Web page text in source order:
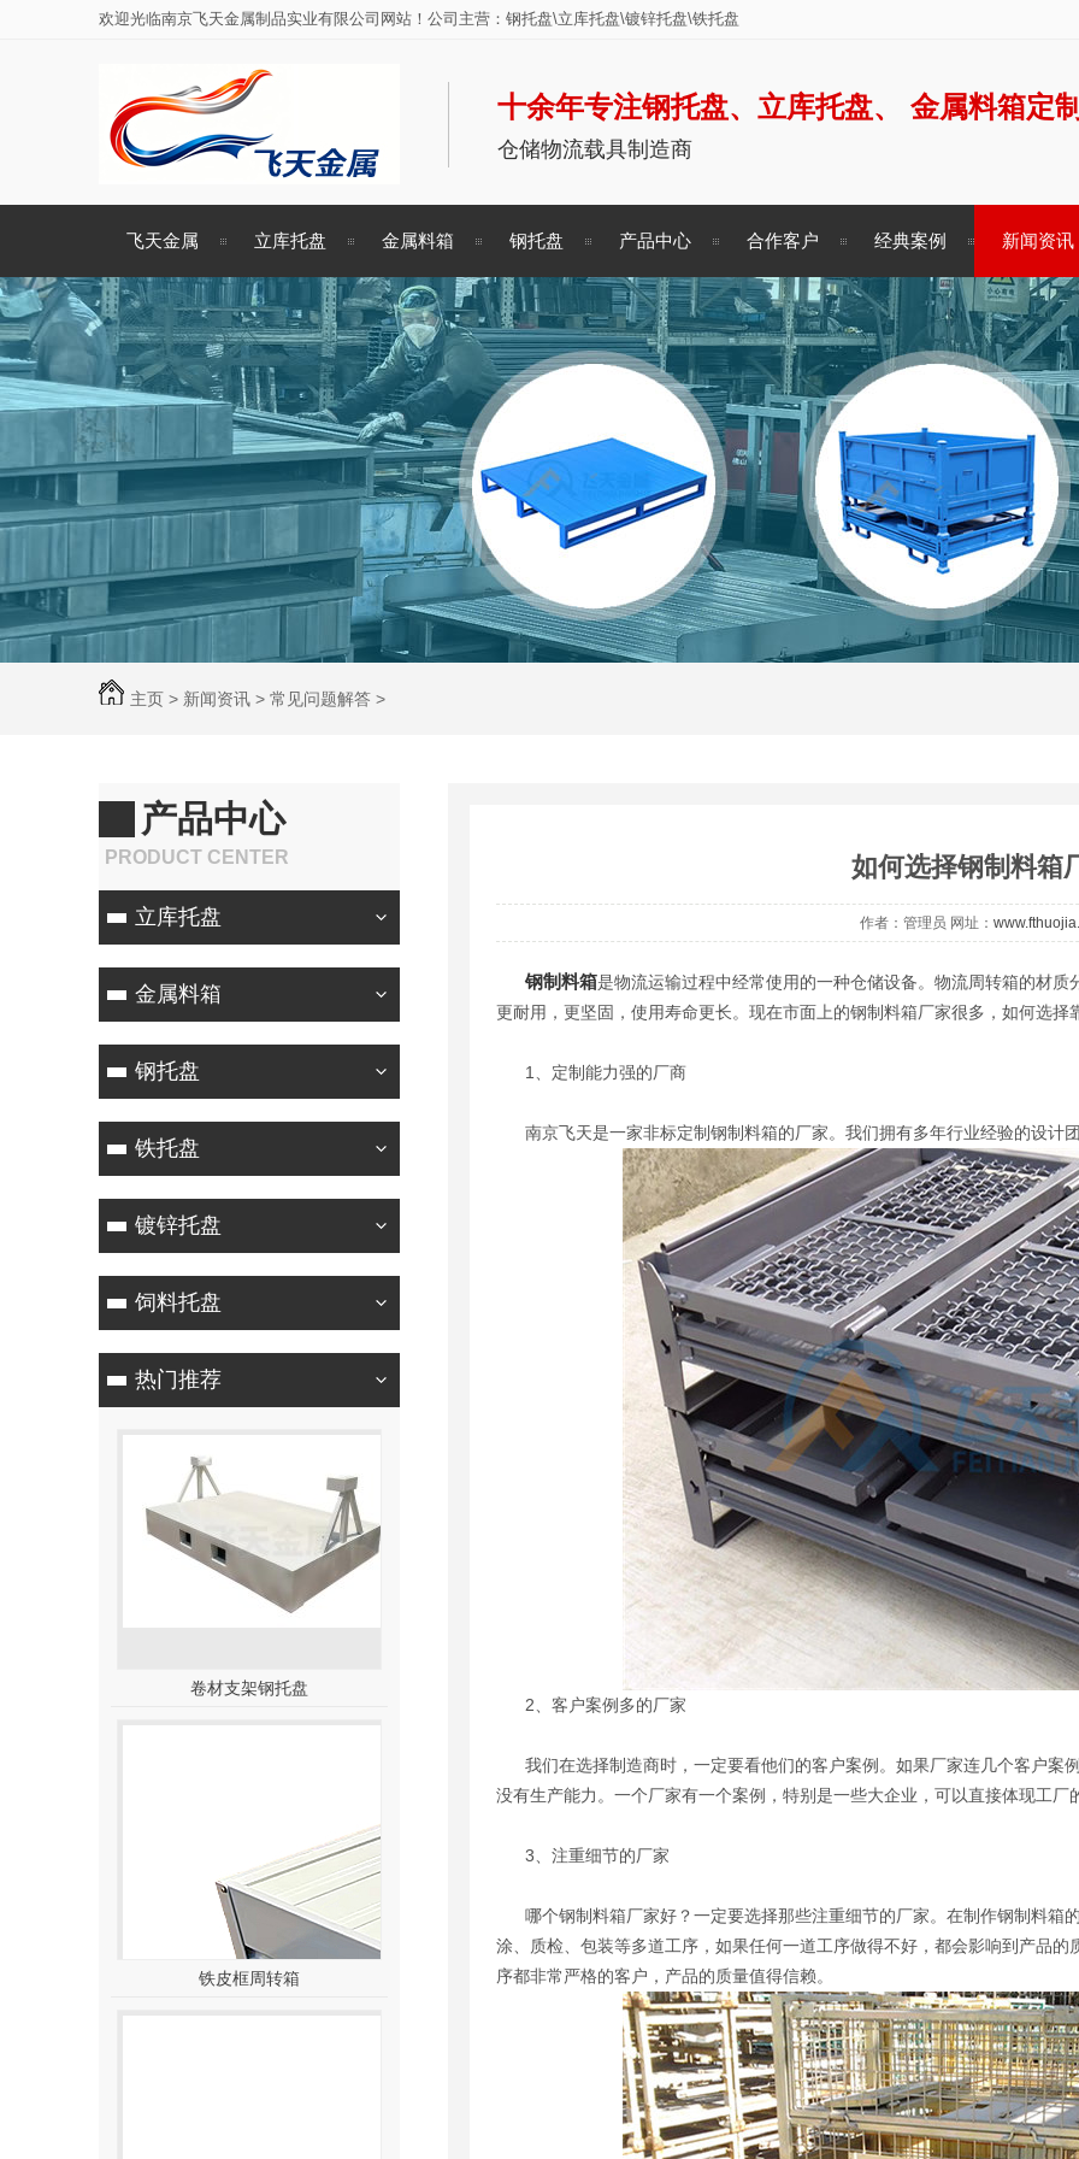
欢迎光临南京飞天金属制品实业有限公司网站！公司主营：钢托盘\立库托盘\镀锌托盘\铁托盘
十余年专注钢托盘、立库托盘、 金属料箱定
仓储物流载具制造商
飞天金属 立库托盘 金属料箱 钢托盘 产品中心 合作客户 经典案例 新闻资讯
主页 > 新闻资讯 > 常见问题解答 >
产品中心
PRODUCT CENTER
立库托盘
金属料箱
钢托盘
铁托盘
镀锌托盘
饲料托盘
热门推荐
卷材支架钢托盘
铁皮框周转箱
如何选择钢制料箱
作者：管理员 网址：
钢制料箱是物流运输过程中经常使用的一种仓储设备。物流周转箱的材
更耐用，更坚固，使用寿命更长。现在市面上的钢制料箱厂家很多，如何选择
1、定制能力强的厂商
南京飞天是一家非标定制钢制料箱的厂家。我们拥有多年行业经验的设计
2、客户案例多的厂家
我们在选择制造商时，一定要看他们的客户案例。如果厂家连几个客户案
没有生产能力。一个厂家有一个案例，特别是一些大企业，可以直接体现工厂
3、注重细节的厂家
哪个钢制料箱厂家好？一定要选择那些注重细节的厂家。在制作钢制料箱
涂、质检、包装等多道工序，如果任何一道工序做得不好，都会影响到产品
序都非常严格的客户，产品的质量值得信赖。